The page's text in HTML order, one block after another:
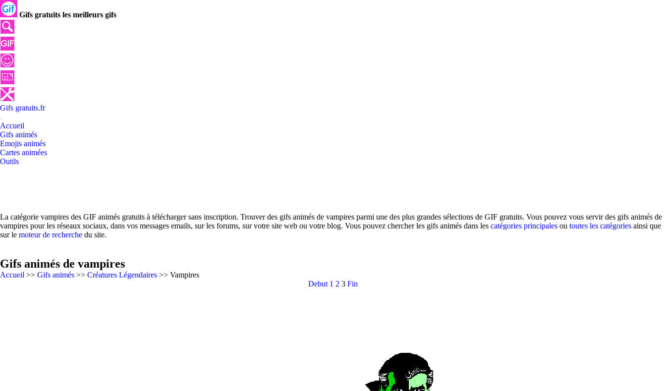
Gifs gratuits les meilleurs gifs
Gifs gratuits.fr
Accueil
Gifs animés
Emojis animés
Cartes animées
Outils
La catégorie vampires des GIF animés gratuits à télécharger sans inscription. Trouver des gifs animés de vampires parmi une des plus grandes sélections de GIF gratuits. Vous pouvez vous servir des gifs animés de
vampires pour les réseaux sociaux, dans vos messages emails, sur les forums, sur votre site web ou votre blog. Vous pouvez chercher les gifs animés dans les catégories principales ou toutes les catégories ainsi que
sur le moteur de recherche du site.
Gifs animés de vampires
Accueil >> Gifs animés >> Créatures Légendaires >> Vampires
Debut 1 2 3 Fin